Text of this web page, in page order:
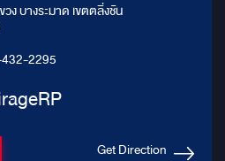
ง บางระมาด เขตตลิ่งชัน
2295
Get Direction